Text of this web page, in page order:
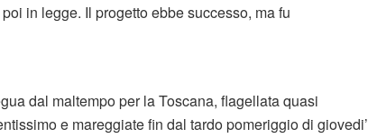
in legge. Il progetto ebbe successo, ma fu
dal maltempo per la Toscana, flagellata quasi
e mareggiate fin dal tardo pomeriggio di giovedi’